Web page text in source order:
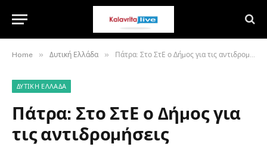
Home » Δυτική Ελλάδα » Πάτρα: Στο ΣτΕ ο ∆ήµος για τις αντιδροµήσεις
ΔΥΤΙΚΉ ΕΛΛΆΔΑ
Πάτρα: Στο ΣτΕ ο ∆ήµος για
τις αντιδροµήσεις